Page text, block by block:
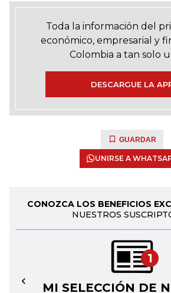
Toda la información del
económico, empresarial y
Colombia a tan solo
DESCARGUE LA
GUARDAR
UNIRSE A
CONOZCA LOS BENEFICIOS
NUESTROS
1
MI SELECCIÓN DE
←